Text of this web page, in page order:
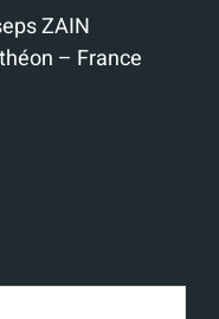
ZAIN
– France